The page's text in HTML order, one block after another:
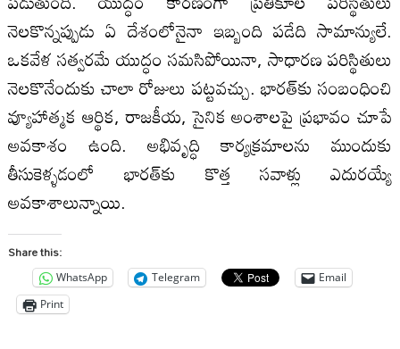
నెలకొన్నప్పుడు ఏ దేశంలోనైనా ఇబ్బంది పడేది సామాన్యులే.
ఒకవేళ సత్వరమే యుద్ధం సమసిపోయినా, సాధారణ పరిస్థితులు
నెలకొనేందుకు చాలా రోజులు పట్టవచ్చు. భారత్‌కు సంబంధించి
వ్యూహాత్మక ఆర్థిక, రాజకీయ, సైనిక అంశాలపై ప్రభావం చూపే
అవకాశం ఉంది. అభివృద్ధి కార్యక్రమాలను ముందుకు
తీసుకెళ్ళడంలో భారత్‌కు కొత్త సవాళ్లు ఎదురయ్యే
అవకాశాలున్నాయి.
Share this:
WhatsApp Telegram
Email
Print